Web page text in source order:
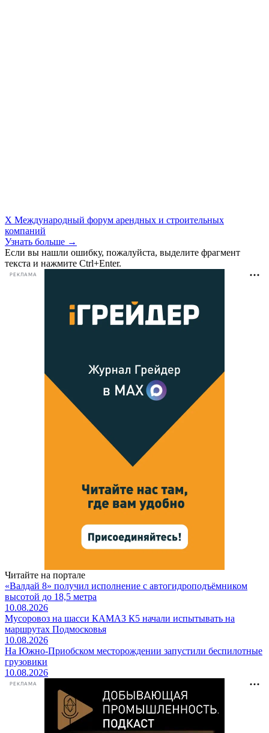
X Международный форум арендных и строительных
компаний
Узнать больше →
Если вы нашли ошибку, пожалуйста, выделите фрагмент
текста и нажмите Ctrl+Enter.
РЕКЛАМА
Читайте на портале
«Валдай 8» получил исполнение с автогидроподъёмником
высотой до 18,5 метра
10.08.2026
Мусоровоз на шасси КАМАЗ К5 начали испытывать на
маршрутах Подмосковья
10.08.2026
На Южно-Приобском месторождении запустили беспилотные
грузовики
10.08.2026
РЕКЛАМА